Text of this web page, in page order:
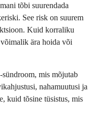
tõbi suurendada
See risk on suurem
Kuid korraliku
ära hoida või
mis mõjutab
nahamuutusi ja
kuid tõsine tüsistus, mis